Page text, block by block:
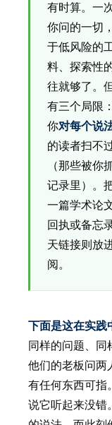
有时算。一
你问的一切
于低风险的
料、探索性
往就够了。
有三个局限
你对每个说
的读者扫不
（那些被你
记录里）。
一篇学术论
回执或备忘
天链接则放
阅。
下面是这在实践
同样的问题、同
他们的老板问两
有任何东西可指
说它听起来没错